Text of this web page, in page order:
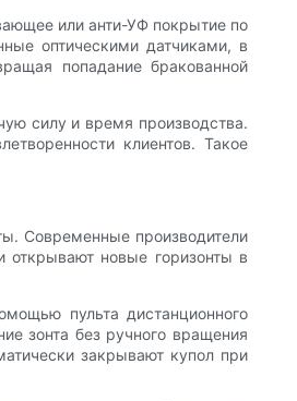
или анти-УФ покрытие по
оптическими датчиками, в
попадание бракованной
силу и время производства.
клиентов. Такое
Современные производители
открывают новые горизонты в
пульта дистанционного
зонта без ручного вращения
закрывают купол при